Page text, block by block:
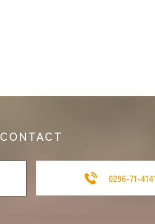
CONTACT
0296-71-